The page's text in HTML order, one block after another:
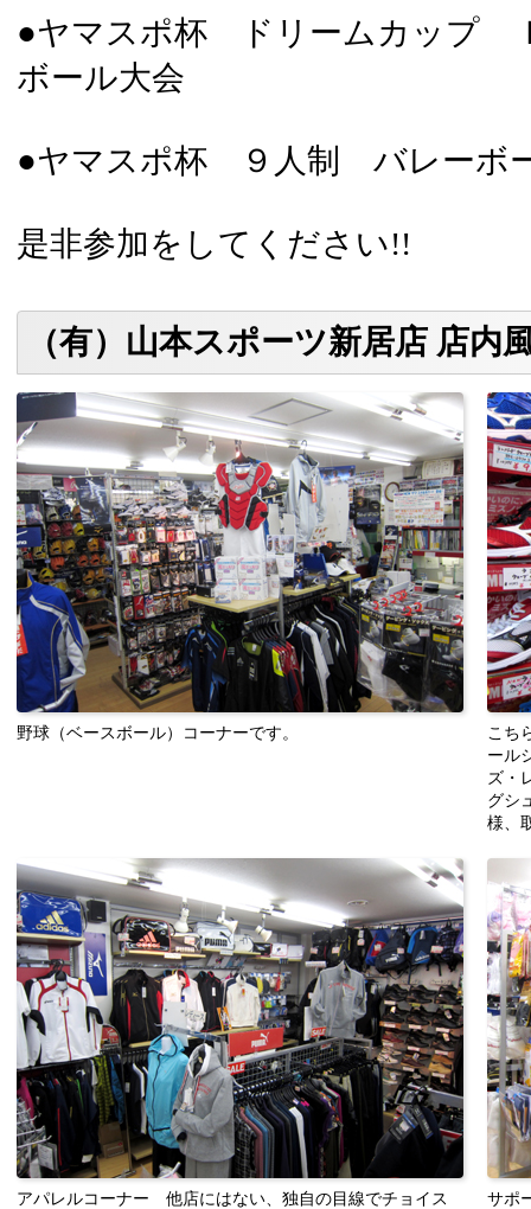
●ヤマスポ杯 ドリームカップ
ボール大会
●ヤマスポ杯 ９人制 バレーボ
是非参加をしてください!!
（有）山本スポーツ新居店 店内
野球（ベースボール）コーナーです。
こち
ール
ズ・
グシ
様、
アパレルコーナー 他店にはない、独自の目線でチョイス
サポ